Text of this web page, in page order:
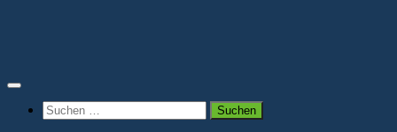
Suchen
nach: